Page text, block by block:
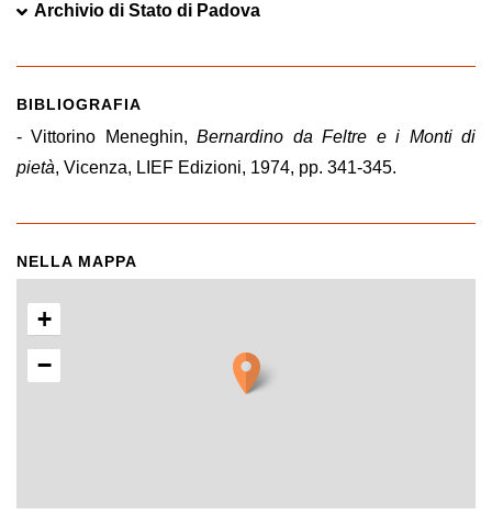
Archivio di Stato di Padova
BIBLIOGRAFIA
- Vittorino Meneghin,Bernardino da Feltre e i Monti di
pietà, Vicenza, LIEF Edizioni, 1974, pp. 341-345.
NELLA MAPPA
+
−